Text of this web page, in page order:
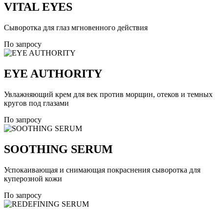
VITAL EYES
Сыворотка для глаз мгновенного действия
По запросу
EYE AUTHORITY
Увлажняющий крем для век против морщин, отеков и темных
кругов под глазами
По запросу
SOOTHING SERUM
Успокаивающая и снимающая покраснения сыворотка для
куперозной кожи
По запросу